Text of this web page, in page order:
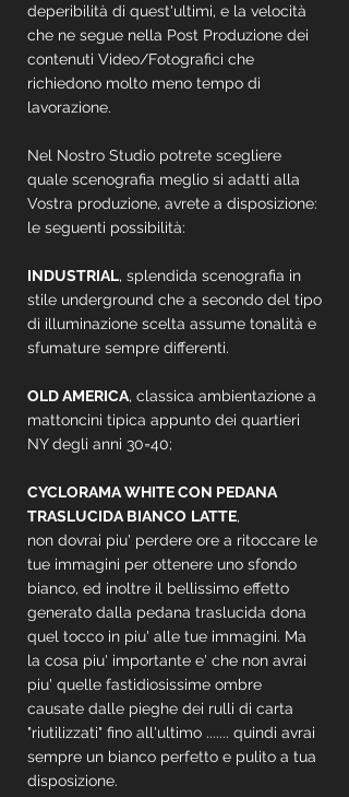
deperibilità di quest'ultimi, e la velocità
che ne segue nella Post Produzione dei
contenuti Video/Fotografici che
richiedono molto meno tempo di
lavorazione.
Nel Nostro Studio potrete scegliere
quale scenografia meglio si adatti alla
Vostra produzione, avrete a disposizione:
le seguenti possibilità:
INDUSTRIAL, splendida scenografia in
stile underground che a secondo del tipo
di illuminazione scelta assume tonalità e
sfumature sempre differenti.
OLD AMERICA, classica ambientazione a
mattoncini tipica appunto dei quartieri
NY degli anni 30=40;
CYCLORAMA WHITE CON PEDANA
TRASLUCIDA BIANCO LATTE,
non dovrai piu' perdere ore a ritoccare le
tue immagini per ottenere uno sfondo
bianco, ed inoltre il bellissimo effetto
generato dalla pedana traslucida dona
quel tocco in piu' alle tue immagini. Ma
la cosa piu' importante e' che non avrai
piu' quelle fastidiosissime ombre
causate dalle pieghe dei rulli di carta
"riutilizzati" fino all'ultimo ....... quindi avrai
sempre un bianco perfetto e pulito a tua
disposizione.